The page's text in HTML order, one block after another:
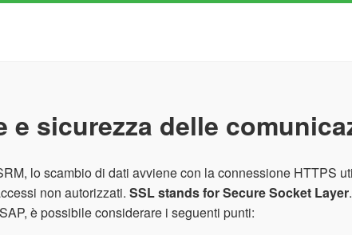
e sicurezza delle
lo scambio di dati avviene con la connessione HTTPS
non autorizzati.SSL stands for Secure Socket Layer
è possibile considerare i seguenti punti: